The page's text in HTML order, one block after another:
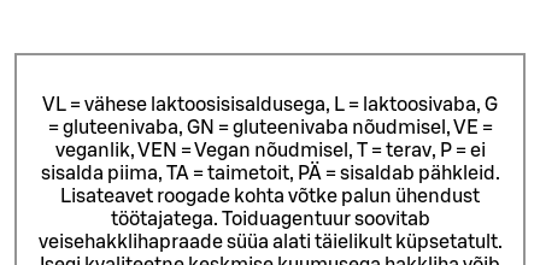
VL = vähese laktoosisisaldusega, L = laktoosivaba, G
= gluteenivaba, GN = gluteenivaba nõudmisel, VE =
veganlik, VEN = Vegan nõudmisel, T = terav, P = ei
sisalda piima, TA = taimetoit, PÄ = sisaldab pähkleid.
Lisateavet roogade kohta võtke palun ühendust
töötajatega. Toiduagentuur soovitab
veisehakklihapraade süüa alati täielikult küpsetatult.